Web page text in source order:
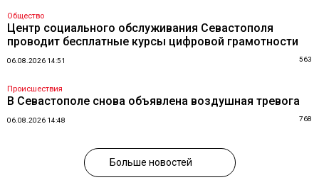
Общество
Центр социального обслуживания Севастополя
проводит бесплатные курсы цифровой грамотности
06.08.2026 14:51 563
Происшествия
В Севастополе снова объявлена воздушная тревога
06.08.2026 14:48 768
Больше новостей